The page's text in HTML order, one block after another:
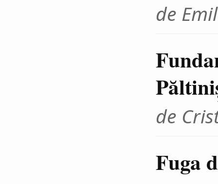
de
de
Fuga